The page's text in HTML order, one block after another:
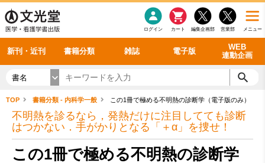
メニュー
営業部
編集企画部
カート
ログイン
新刊・近刊 書籍分類 雑誌 電子版
WEB
連動企画
感染症 老年医学
看護・介護
呼吸器
循環器
シリーズ一覧
雑誌投稿規定
理学療法
雑誌案内・年間購読 最新号 バックナンバー
電子書籍
電子雑誌
書籍「データに基づく臨床動作分析」WEB動画
書籍「眼手術学」WEB動画
書籍「神経症候学 II 改訂第二版」 WEB動画
新刊一覧
今後の発行予定
書名
TOP 書籍分類 - 内科学一般 この1冊で極める不明熱の診断学（電子版のみ）
不明熱を診るなら，発熱だけに注目してても診断
はつかない．手がかりとなる「＋α」を捜せ！
この1冊で極める不明熱の診断学